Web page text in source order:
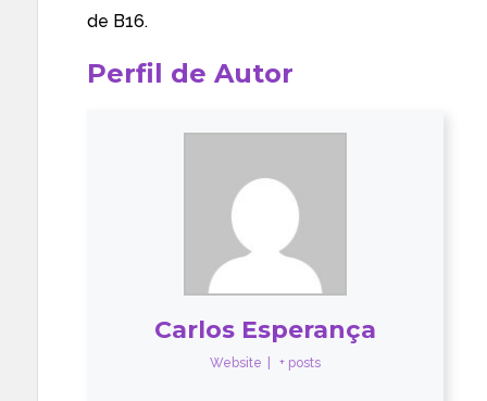
de B16.
Perfil de Autor
Carlos Esperança
Website + posts